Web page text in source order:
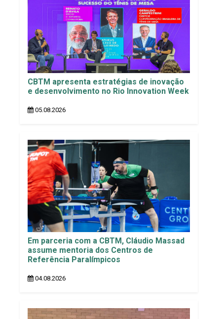
CBTM apresenta estratégias de inovação
e desenvolvimento no Rio Innovation Week
05.08.2026
Em parceria com a CBTM, Cláudio Massad
assume mentoria dos Centros de
Referência Paralímpicos
04.08.2026